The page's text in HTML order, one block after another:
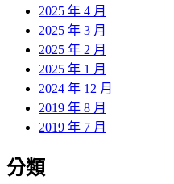
2025 年 4 月
2025 年 3 月
2025 年 2 月
2025 年 1 月
2024 年 12 月
2019 年 8 月
2019 年 7 月
分類